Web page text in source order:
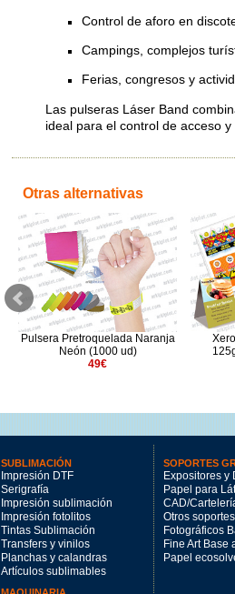
Control de aforo en
Campings, complejos
Ferias, congresos y
Las pulseras Láser Band
ideal para el control de acceso
Otras alternativas
Pulsera Pretroquelada Naranja
Neón (1000 ud)
49€
SUBLIMACIÓN
Impresión DTF
Serigrafía
Impresión sublimación
Impresión fotolitos
Tintas Sublimación
Transfers y vinilos
Planchas y calandras
Artículos sublimables
SOPORTES
Expositores y
Papel para
CAD/
Otros soportes
Fotográficos
Fine Art Base
Papel